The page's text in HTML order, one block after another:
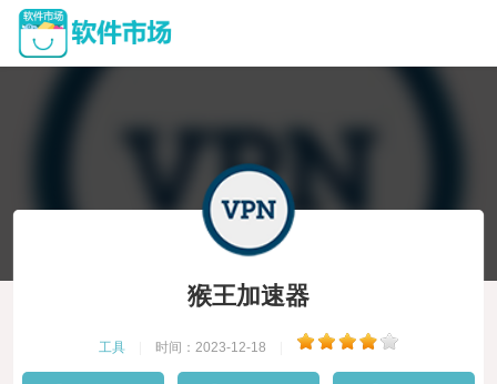
猴王加速器
工具 时间：2023-12-18